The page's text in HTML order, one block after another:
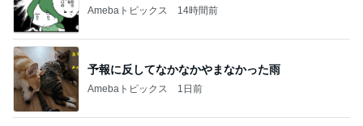
Amebaトピックス 14時間前
予報に反してなかなかやまなかった雨
Amebaトピックス 1日前